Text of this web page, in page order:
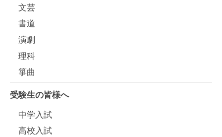
文芸
書道
演劇
理科
箏曲
受験生の皆様へ
中学入試
高校入試